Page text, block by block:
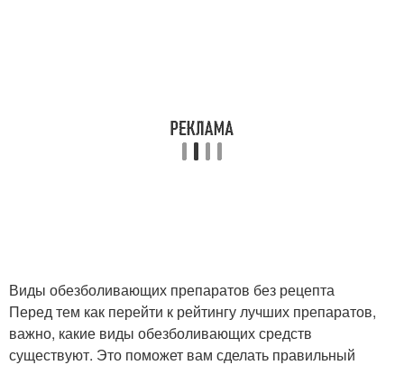
Виды обезболивающих препаратов без рецепта
Перед тем как перейти к рейтингу лучших препаратов,
важно, какие виды обезболивающих средств
существуют. Это поможет вам сделать правильный